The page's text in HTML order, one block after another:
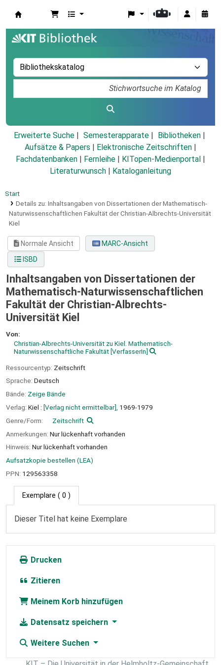
Erweiterte Suche Semesterapparate
Bibliotheken
Aufsätze & Papers
Elektronische Zeitschriften
Fachdatenbanken
Fernleihe KITopen-Medienportal
Literaturwunsch
Kataloganleitung
Start
Details zu: Inhaltsangaben von Dissertationen der Mathematisch-
Naturwissenschaftlichen Fakultät der Christian-Albrechts-Universität
Kiel
Normale Ansicht
MARC-Ansicht
ISBD
Inhaltsangaben von Dissertationen der
Mathematisch-Naturwissenschaftlichen
Fakultät der Christian-Albrechts-
Universität Kiel
Von:
Christian-Albrechts-Universität zu Kiel. Mathematisch-
Naturwissenschaftliche Fakultät [VerfasserIn]
Ressourcentyp: Zeitschrift
Sprache: Deutsch
Bände: Zeige Bände
Verlag: Kiel : [Verlag nicht ermittelbar], 1969-1979
Genre/Form:
Zeitschrift
Anmerkungen: Nur lückenhaft vorhanden
Hinweis: Nur lückenhaft vorhanden
Aufsatzkopie bestellen (LEA)
PPN: 129563358
Exemplare ( 0 )
Dieser Titel hat keine Exemplare
Drucken
Zitieren
Meinem Korb hinzufügen
Datensatz speichern
Weitere Suchen